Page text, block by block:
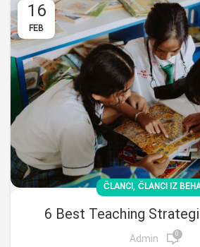
16
FEB
ČLANCI, ČLANCI IZ
6 Best Teaching
Admin 0